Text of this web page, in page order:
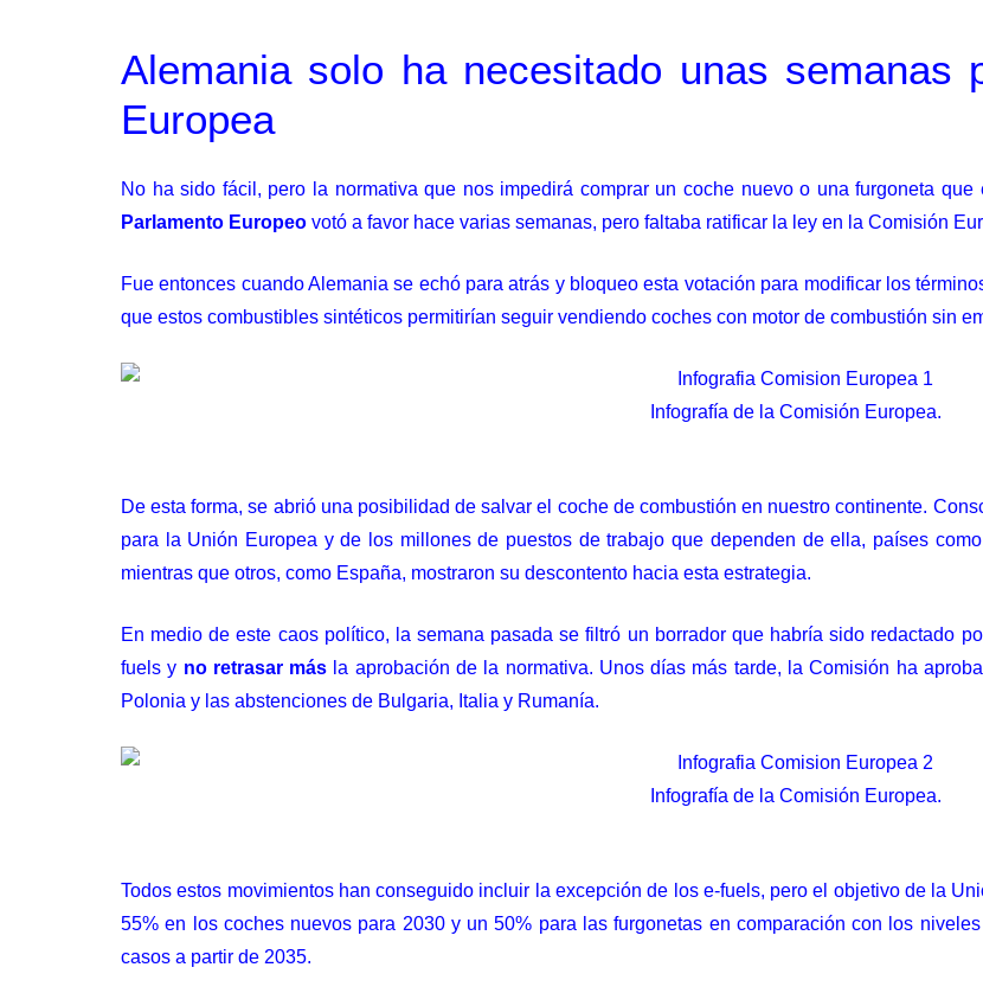
Alemania solo ha necesitado unas semanas
Europea
No ha sido fácil, pero la normativa que nos impedirá comprar un coche nuevo o una furgoneta
Parlamento Europeo votó a favor hace varias semanas, pero faltaba ratificar la ley en la Comisión
Fue entonces cuando Alemania se echó para atrás y bloqueo esta votación para modificar los
que estos combustibles sintéticos permitirían seguir vendiendo coches con motor de combustión sin
Infografía de la Comisión Europea.
De esta forma, se abrió una posibilidad de salvar el coche de combustión en nuestro continente.
para la Unión Europea y de los millones de puestos de trabajo que dependen de ella, países
mientras que otros, como España, mostraron su descontento hacia esta estrategia.
En medio de este caos político, la semana pasadase filtró un borradorque habría sido redactado
fuels y no retrasar más la aprobación de la normativa. Unos días más tarde, la Comisión ha
Polonia y las abstenciones de Bulgaria, Italia y Rumanía.
Infografía de la Comisión Europea.
Todos estos movimientos han conseguido incluir la excepción de los e-fuels, pero el objetivo de la
55% en los coches nuevos para 2030 y un 50% para las furgonetas en comparación con los
casos a partir de 2035.